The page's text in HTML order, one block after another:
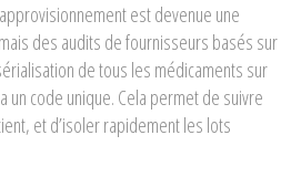
est devenue une
des audits de fournisseurs basés sur
de tous les médicaments sur
un code unique. Cela permet de suivre
et d’isoler rapidement les lots